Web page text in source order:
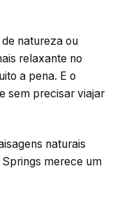
natureza ou
relaxante no
a pena. E o
sem precisar viajar
naturais
merece um